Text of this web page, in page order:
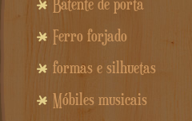
Batente de porta
Ferro forjado
formas e silhuetas
Móbiles musicais